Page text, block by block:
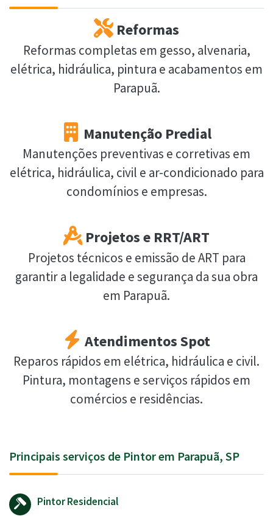
Reformas
Reformas completas em gesso, alvenaria,
elétrica, hidráulica, pintura e acabamentos em
Parapuã.
Manutenção Predial
Manutenções preventivas e corretivas em
elétrica, hidráulica, civil e ar-condicionado para
condomínios e empresas.
Projetos e RRT/ART
Projetos técnicos e emissão de ART para
garantir a legalidade e segurança da sua obra
em Parapuã.
Atendimentos Spot
Reparos rápidos em elétrica, hidráulica e civil.
Pintura, montagens e serviços rápidos em
comércios e residências.
Principais serviços de Pintor em Parapuã, SP
Pintor Residencial